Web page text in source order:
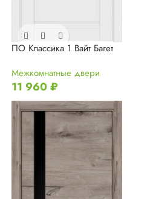
ПО Классика 1 Вайт Багет
Межкомнатные двери
11 960₽